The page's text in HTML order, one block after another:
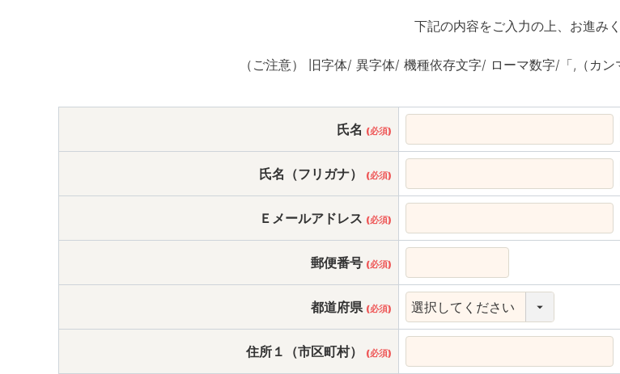
下記の内容をご入力の上、お進みく
（ご注意） 旧字体/ 異字体/ 機種依存文字/ ローマ数字/「,（カ
氏名 (必須)
氏名（フリガナ） (必須)
Ｅメールアドレス (必須)
郵便番号 (必須)
都道府県 (必須)
住所１（市区町村） (必須)